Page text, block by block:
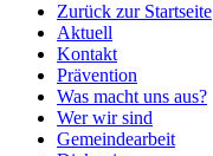
Zurück zur Startseite
Aktuell
Kontakt
Prävention
Was macht uns aus?
Wer wir sind
Gemeindearbeit